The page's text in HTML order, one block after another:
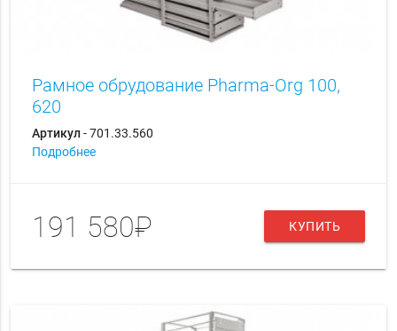
Рамное обрудование Pharma-Org 100,
620
Артикул- 701.33.560
Подробнее
191 580₽ КУПИТЬ